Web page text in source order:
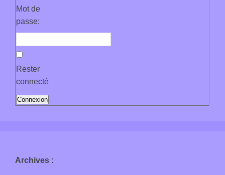
Mot de
passe:
Rester
connecté
Connexion
Archives :